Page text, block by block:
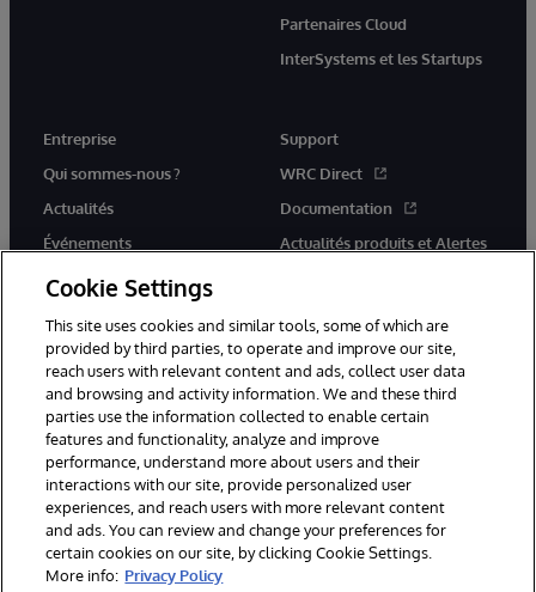
Partenaires Cloud
InterSystems et les Startups
Entreprise
Qui sommes-nous ?
Actualités
Événements
Rejoignez-nous
Support
WRC Direct
Documentation
Actualités produits et Alertes
© 1996-2026 InterSystems Corporation, Cambridge, MA. Tous droits
réservés.
Mentions légales
Déclaration de confidentialité d'InterSystems Corporation
Garantie
Accessibilité
Cookie Settings
This site uses cookies and similar tools, some of which are
provided by third parties, to operate and improve our site,
reach users with relevant content and ads, collect user data
and browsing and activity information. We and these third
parties use the information collected to enable certain
features and functionality, analyze and improve
performance, understand more about users and their
interactions with our site, provide personalized user
experiences, and reach users with more relevant content
and ads. You can review and change your preferences for
certain cookies on our site, by clicking Cookie Settings.
More info: Privacy Policy